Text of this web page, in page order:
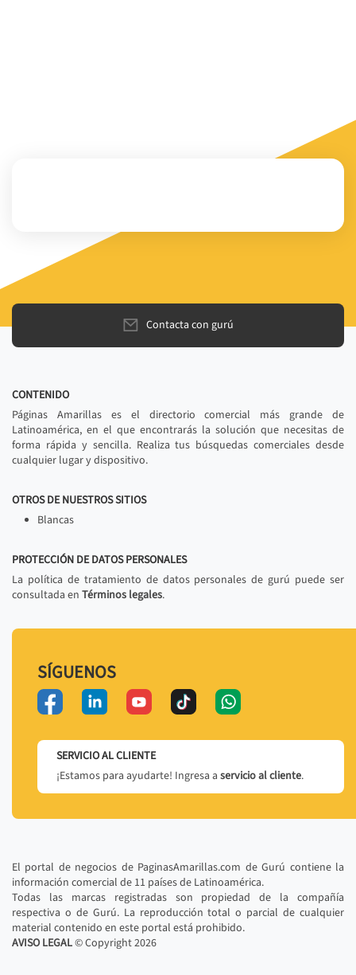
Contacta con gurú
CONTENIDO
Páginas Amarillas es el directorio comercial más grande de
Latinoamérica, en el que encontrarás la solución que necesitas de
forma rápida y sencilla. Realiza tus búsquedas comerciales desde
cualquier lugar y dispositivo.
OTROS DE NUESTROS SITIOS
Blancas
PROTECCIÓN DE DATOS PERSONALES
La política de tratamiento de datos personales de gurú puede ser
consultada en Términos legales.
SÍGUENOS
SERVICIO AL CLIENTE
¡Estamos para ayudarte! Ingresa a servicio al cliente.
El portal de negocios de PaginasAmarillas.com de Gurú contiene la
información comercial de 11 países de Latinoamérica.
Todas las marcas registradas son propiedad de la compañía
respectiva o de Gurú. La reproducción total o parcial de cualquier
material contenido en este portal está prohibido.
AVISO LEGAL© Copyright2026